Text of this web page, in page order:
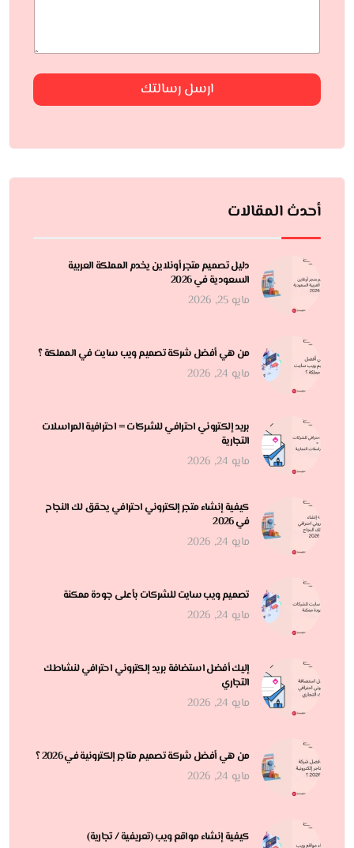
ارسل رسالتك
أحدث المقالات
دليل تصميم متجر أونلاين يخدم المملكة العربية
السعودية في 2026
مايو 25, 2026
من هي أفضل شركة تصميم ويب سايت في المملكة ؟
مايو 24, 2026
بريد إلكتروني احترافي للشركات = احترافية المراسلات
التجارية
مايو 24, 2026
كيفية إنشاء متجر إلكتروني احترافي يحقق لك النجاح
في 2026
مايو 24, 2026
تصميم ويب سايت للشركات بأعلى جودة ممكنة
مايو 24, 2026
إليك أفضل استضافة بريد إلكتروني احترافي لنشاطك
التجاري
مايو 24, 2026
من هي أفضل شركة تصميم متاجر إلكترونية في 2026 ؟
مايو 24, 2026
كيفية إنشاء مواقع ويب (تعريفية / تجارية)